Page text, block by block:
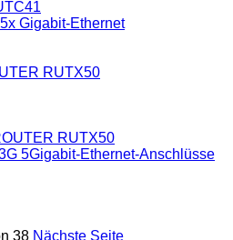
Gigabit-Ethernet
RUTX50
5Gigabit-Ethernet-Anschlüsse
38 Nächste Seite